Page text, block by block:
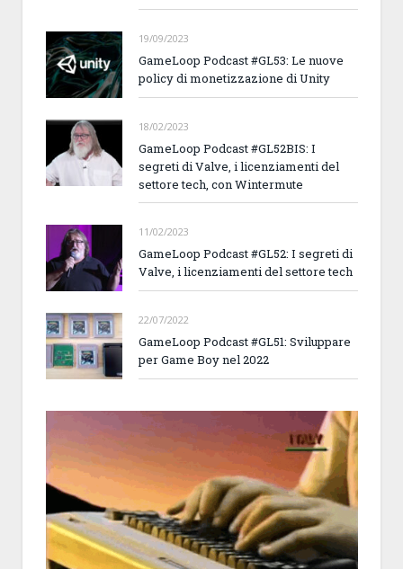
19/09/2023
GameLoop Podcast #GL53: Le nuove
policy di monetizzazione di Unity
18/02/2023
GameLoop Podcast #GL52BIS: I
segreti di Valve, i licenziamenti del
settore tech, con Wintermute
11/02/2023
GameLoop Podcast #GL52: I segreti di
Valve, i licenziamenti del settore tech
22/07/2022
GameLoop Podcast #GL51: Sviluppare
per Game Boy nel 2022